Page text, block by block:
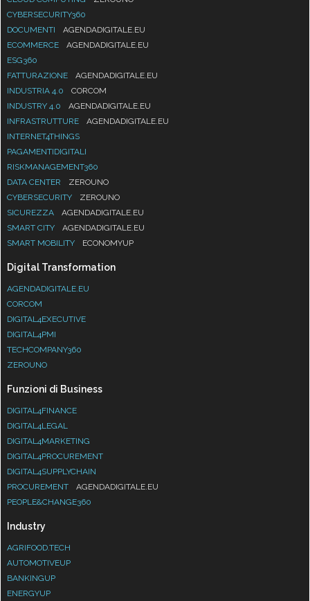
CYBERSECURITY360
DOCUMENTI
AGENDADIGITALE.EU
ECOMMERCE
AGENDADIGITALE.EU
ESG360
FATTURAZIONE
AGENDADIGITALE.EU
INDUSTRIA 4.0
CORCOM
INDUSTRY 4.0
AGENDADIGITALE.EU
INFRASTRUTTURE
AGENDADIGITALE.EU
INTERNET4THINGS
PAGAMENTIDIGITALI
RISKMANAGEMENT360
DATA CENTER
ZEROUNO
CYBERSECURITY
ZEROUNO
SICUREZZA
AGENDADIGITALE.EU
SMART CITY
AGENDADIGITALE.EU
SMART MOBILITY
ECONOMYUP
Digital Transformation
AGENDADIGITALE.EU
CORCOM
DIGITAL4EXECUTIVE
DIGITAL4PMI
TECHCOMPANY360
ZEROUNO
Funzioni di Business
DIGITAL4FINANCE
DIGITAL4LEGAL
DIGITAL4MARKETING
DIGITAL4PROCUREMENT
DIGITAL4SUPPLYCHAIN
PROCUREMENT
AGENDADIGITALE.EU
PEOPLE&CHANGE360
Industry
AGRIFOOD.TECH
AUTOMOTIVEUP
BANKINGUP
ENERGYUP